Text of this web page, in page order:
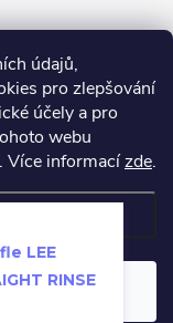
údajů,
pro zlepšování
účely a pro
webu
Více informacízde.
LEE
RINSE